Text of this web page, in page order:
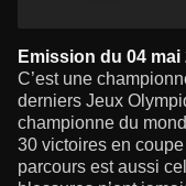
Emission du 04 mai
C’est une
derniers Jeux
championne du
30 victoires en
parcours est aussi